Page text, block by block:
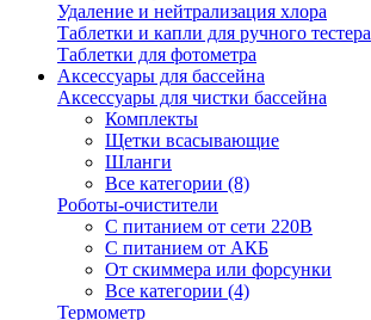
Удаление и нейтрализация хлора
Таблетки и капли для ручного тестера
Таблетки для фотометра
Аксессуары для бассейна
Аксессуары для чистки бассейна
Комплекты
Щетки всасывающие
Шланги
Все категории (8)
Роботы-очистители
С питанием от сети 220В
С питанием от АКБ
От скиммера или форсунки
Все категории (4)
Термометр